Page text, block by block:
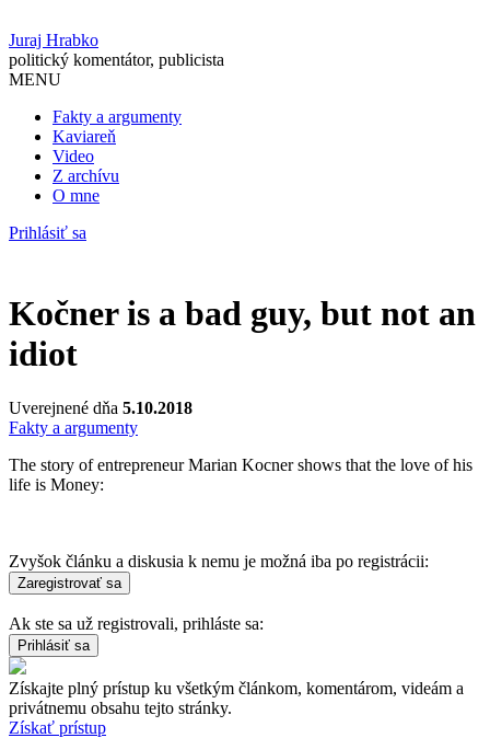
Juraj Hrabko
politický komentátor, publicista
MENU
Fakty a argumenty
Kaviareň
Video
Z archívu
O mne
Prihlásiť sa
Kočner is a bad guy, but not an
idiot
Uverejnené dňa 5.10.2018
Fakty a argumenty
The story of entrepreneur Marian Kocner shows that the love of his
life is Money:
Zvyšok článku a diskusia k nemu je možná iba po registrácii:
Ak ste sa už registrovali, prihláste sa:
Získajte plný prístup ku všetkým článkom, komentárom, videám a
privátnemu obsahu tejto stránky.
Získať prístup